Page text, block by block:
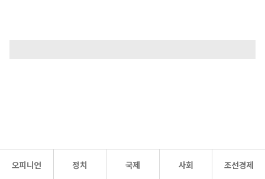
오피니언 정치 국제 사회 조선경제